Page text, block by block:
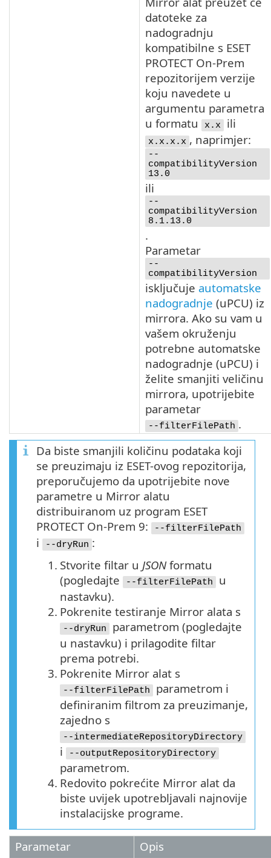
datoteke za
nadogradnju
kompatibilne s ESET
PROTECT On-Prem
repozitorijem verzije
koju navedete u
argumentu parametra
u formatu
x.x ili
x.x.x.x , naprimjer:
--
compatibilityVersion
13.0
ili
--
compatibilityVersion
8.1.13.0
.
Parametar
--
compatibilityVersion
isključuje automatske
nadogradnje (uPCU) iz
mirrora. Ako su vam u
vašem okruženju
potrebne automatske
nadogradnje (uPCU) i
želite smanjiti veličinu
mirrora, upotrijebite
parametar
--filterFilePath .
Da biste smanjili količinu podataka koji
se preuzimaju iz ESET-ovog repozitorija,
preporučujemo da upotrijebite nove
parametre u Mirror alatu
distribuiranom uz program ESET
PROTECT On-Prem 9:
--filterFilePath
i --dryRun :
1. Stvorite filtar u JSONformatu
(pogledajte
--filterFilePath
u
nastavku).
2. Pokrenite testiranje Mirror alata s
--dryRun
parametrom (pogledajte
u nastavku) i prilagodite filtar
prema potrebi.
3. Pokrenite Mirror alat s
--filterFilePath
parametrom i
definiranim filtrom za preuzimanje,
zajedno s
--intermediateRepositoryDirectory
i --outputRepositoryDirectory
parametrom.
4. Redovito pokrećite Mirror alat da
biste uvijek upotrebljavali najnovije
instalacijske programe.
Parametar Opis